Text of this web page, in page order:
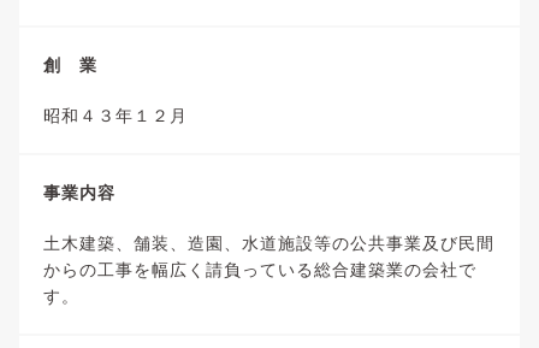
創 業
昭和４３年１２月
事業内容
土木建築、舗装、造園、水道施設等の公共事業及び民間
からの工事を幅広く請負っている総合建築業の会社で
す。